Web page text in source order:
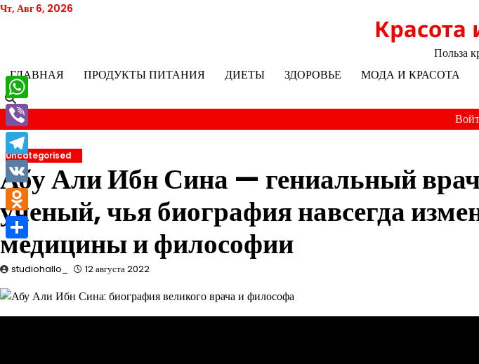
Перейти
Чт, Авг 6, 2026
Красота
Польза
ГЛАВНАЯ
ПРОДУКТЫ ПИТАНИЯ ДИЕТЫ ЗДОРОВЬЕ МОДА И КРАСОТА
Uncategorised
Абу Али Ибн Сина — гениальный
ученый, чья биография навсегда
медицины и философии
studiohallo_ 12 августа 2022
WhatsApp
Viber
Telegram
VK
Odnoklassniki
Отправить